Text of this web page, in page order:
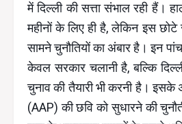
में दिल्ली की सत्ता संभाल रही हैं।
महीनों के लिए ही है, लेकिन इस
सामने चुनौतियों का अंबार है। इन
केवल सरकार चलानी है, बल्कि
चुनाव की तैयारी भी करनी है। इसके
(AAP) की छवि को सुधारने की